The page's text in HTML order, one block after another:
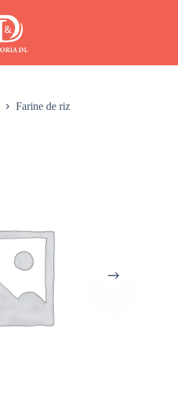
Farine de riz